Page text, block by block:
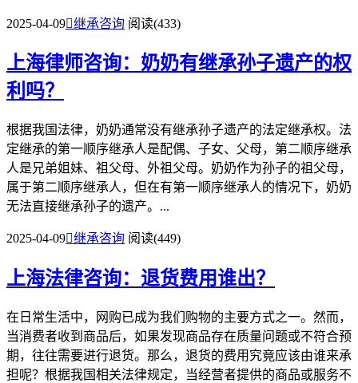
2025-04-09继承咨询 阅读(433)
上海律师咨询：奶奶有继承孙子遗产的权
利吗？
根据我国法律，奶奶通常没有继承孙子遗产的法定继承权。法
定继承的第一顺序继承人是配偶、子女、父母，第二顺序继承
人是兄弟姐妹、祖父母、外祖父母。奶奶作为孙子的祖父母，
属于第二顺序继承人，但在有第一顺序继承人的情况下，奶奶
无法直接继承孙子的遗产。...
2025-04-09继承咨询 阅读(449)
上海法律咨询：退货费用谁出？
在日常生活中，网购已成为我们购物的主要方式之一。然而，
当消费者收到商品后，如果发现商品存在质量问题或不符合预
期，往往需要进行退货。那么，退货的费用究竟应该由谁来承
担呢？根据我国相关法律规定，当经营者提供的商品或服务不